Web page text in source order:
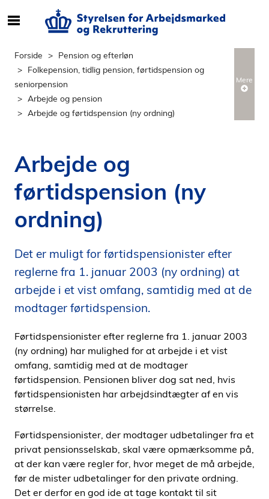
e
e
d
o
d
å
i
d
e
Forside
Pension og efterløn
Folkepension, tidlig pension, førtidspension og
seniorpension
Arbejde og pension
Arbejde og førtidspension (ny ordning)
Arbejde og
førtidspension (ny
ordning)
Det er muligt for førtidspensionister efter
reglerne fra 1. januar 2003 (ny ordning) at
arbejde i et vist omfang, samtidig med at de
modtager førtidspension.
Førtidspensionister efter reglerne fra 1. januar 2003
(ny ordning) har mulighed for at arbejde i et vist
omfang, samtidig med at de modtager
førtidspension. Pensionen bliver dog sat ned, hvis
førtidspensionisten har arbejdsindtægter af en vis
størrelse.
Førtidspensionister, der modtager udbetalinger fra et
privat pensionsselskab, skal være opmærksomme på,
at der kan være regler for, hvor meget de må arbejde,
før de mister udbetalinger for den private ordning.
Det er derfor en god ide at tage kontakt til sit